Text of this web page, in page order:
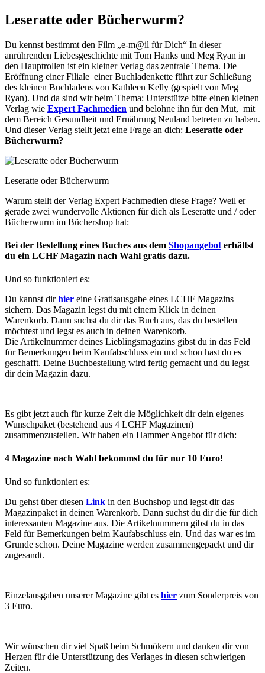
Leseratte oder Bücherwurm?
Du kennst bestimmt den Film „e-m@il für Dich“ In dieser
anrührenden Liebesgeschichte mit Tom Hanks und Meg Ryan in
den Hauptrollen ist ein kleiner Verlag das zentrale Thema. Die
Eröffnung einer Filiale einer Buchladenkette führt zur Schließung
des kleinen Buchladens von Kathleen Kelly (gespielt von Meg
Ryan). Und da sind wir beim Thema: Unterstütze bitte einen kleinen
Verlag wie Expert Fachmedien und belohne ihn für den Mut, mit
dem Bereich Gesundheit und Ernährung Neuland betreten zu haben.
Und dieser Verlag stellt jetzt eine Frage an dich: Leseratte oder
Bücherwurm?
Leseratte oder Bücherwurm
Warum stellt der Verlag Expert Fachmedien diese Frage? Weil er
gerade zwei wundervolle Aktionen für dich als Leseratte und / oder
Bücherwurm im Büchershop hat:
Bei der Bestellung eines Buches aus dem Shopangebot erhältst
du ein LCHF Magazin nach Wahl gratis dazu.
Und so funktioniert es:
Du kannst dirhier eine Gratisausgabe eines LCHF Magazins
sichern. Das Magazin legst du mit einem Klick in deinen
Warenkorb. Dann suchst du dir das Buch aus, das du bestellen
möchtest und legst es auch in deinen Warenkorb.
Die Artikelnummer deines Lieblingsmagazins gibst du in das Feld
für Bemerkungen beim Kaufabschluss ein und schon hast du es
geschafft. Deine Buchbestellung wird fertig gemacht und du legst
dir dein Magazin dazu.
Es gibt jetzt auch für kurze Zeit die Möglichkeit dir dein eigenes
Wunschpaket (bestehend aus 4 LCHF Magazinen)
zusammenzustellen. Wir haben ein Hammer Angebot für dich:
4 Magazine nach Wahl bekommst du für nur 10 Euro!
Und so funktioniert es:
Du gehst über diesen Link in den Buchshop und legst dir das
Magazinpaket in deinen Warenkorb. Dann suchst du dir die für dich
interessanten Magazine aus. Die Artikelnummern gibst du in das
Feld für Bemerkungen beim Kaufabschluss ein. Und das war es im
Grunde schon. Deine Magazine werden zusammengepackt und dir
zugesandt.
Einzelausgaben unserer Magazine gibt es hier zum Sonderpreis von
3 Euro.
Wir wünschen dir viel Spaß beim Schmökern und danken dir von
Herzen für die Unterstützung des Verlages in diesen schwierigen
Zeiten.